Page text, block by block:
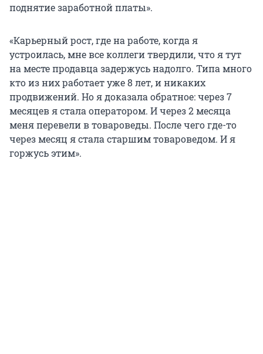
поднятие заработной платы».
«Карьерный рост, где на работе, когда я
устроилась, мне все коллеги твердили, что я тут
на месте продавца задержусь надолго. Типа много
кто из них работает уже 8 лет, и никаких
продвижений. Но я доказала обратное: через 7
месяцев я стала оператором. И через 2 месяца
меня перевели в товароведы. После чего где-то
через месяц я стала старшим товароведом. И я
горжусь этим».